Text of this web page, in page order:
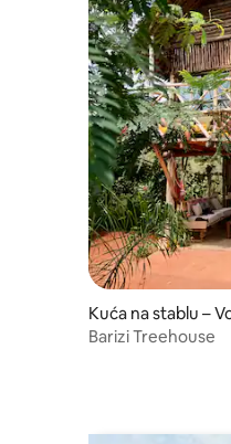
Kuća na stablu –
Barizi Treehouse